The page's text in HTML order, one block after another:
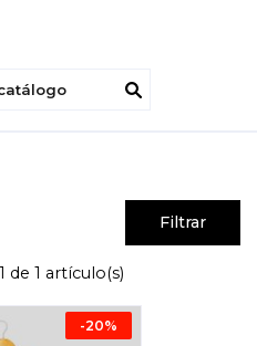
Filtrar
de 1 artículo(s)
-20%